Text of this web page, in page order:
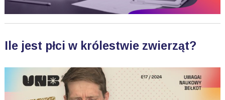
Ile jest płci w królestwie zwierząt?